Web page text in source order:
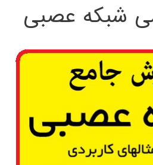
شبکه عصبی